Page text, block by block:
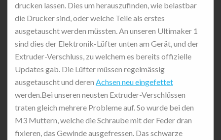
drucken lassen. Dies um herauszufinden, wie belastbar
die Drucker sind, oder welche Teile als erstes
ausgetauscht werden müssten. An unseren Ultimaker 1
sind dies der Elektronik-Lüfter unten am Gerät, und der
Extruder-Verschluss, zu welchem es bereits offizielle
Updates gab. Die Lüfter müssen regelmässig
ausgetauscht und deren Achsen neu eingefettet
werden.Bei unseren neusten Extruder-Verschlüssen
traten gleich mehrere Probleme auf. So wurde bei den
M3 Muttern, welche die Schraube mit der Feder dran
fixieren, das Gewinde ausgefressen. Das schwarze